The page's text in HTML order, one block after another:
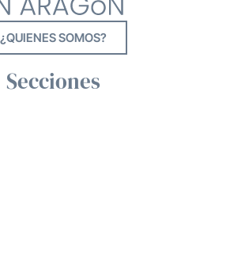
¿QUIENES SOMOS?
Secciones